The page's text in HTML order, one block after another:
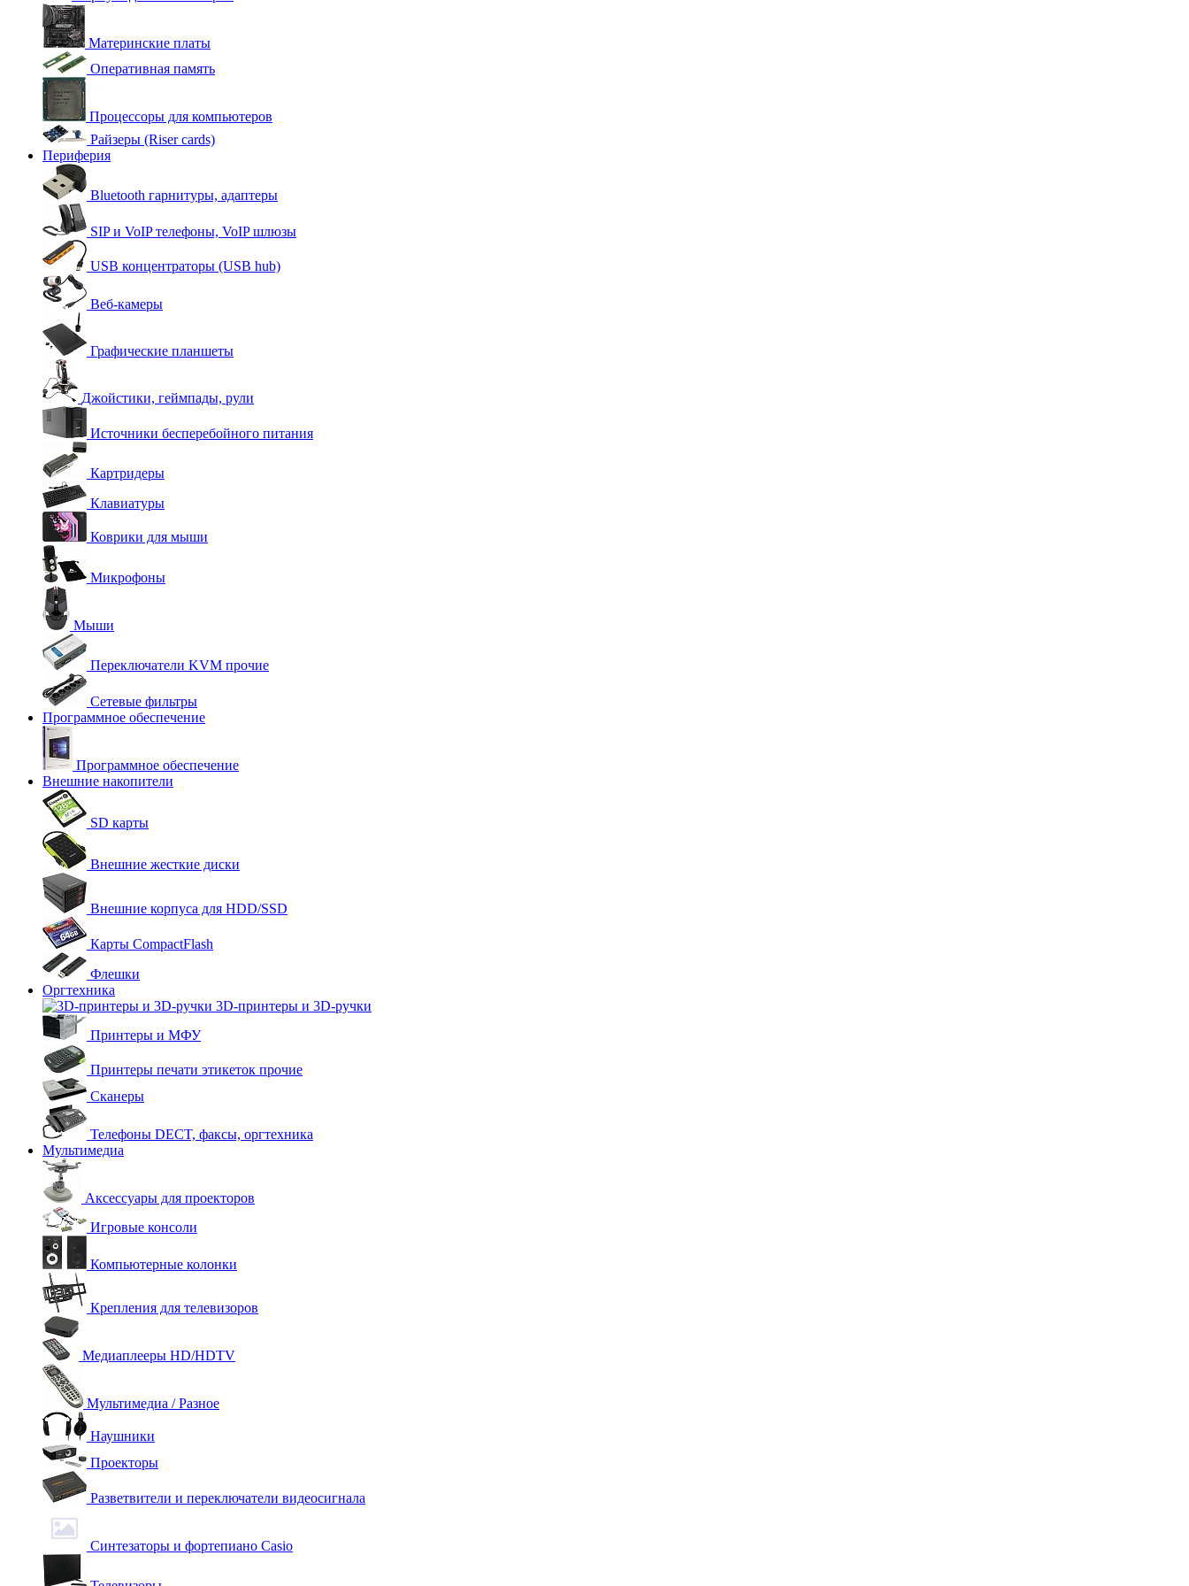
Материнские платы
Оперативная память
Процессоры для компьютеров
Райзеры (Riser cards)
Периферия
Bluetooth гарнитуры, адаптеры
SIP и VoIP телефоны, VoIP шлюзы
USB концентраторы (USB hub)
Веб-камеры
Графические планшеты
Джойстики, геймпады, рули
Источники бесперебойного питания
Картридеры
Клавиатуры
Коврики для мыши
Микрофоны
Мыши
Переключатели KVM прочие
Сетевые фильтры
Программное обеспечение
Программное обеспечение
Внешние накопители
SD карты
Внешние жесткие диски
Внешние корпуса для HDD/SSD
Карты CompactFlash
Флешки
Оргтехника
3D-принтеры и 3D-ручки
Принтеры и МФУ
Принтеры печати этикеток прочие
Сканеры
Телефоны DECT, факсы, оргтехника
Мультимедиа
Аксессуары для проекторов
Игровые консоли
Компьютерные колонки
Крепления для телевизоров
Медиаплееры HD/HDTV
Мультимедиа / Разное
Наушники
Проекторы
Разветвители и переключатели видеосигнала
Синтезаторы и фортепиано Casio